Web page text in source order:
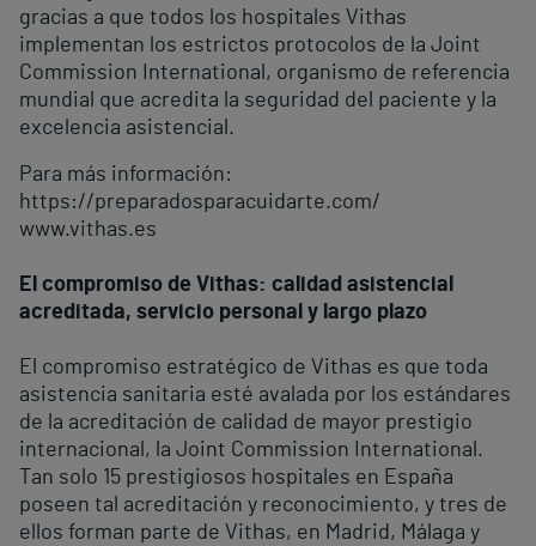
gracias a que todos los hospitales Vithas
implementan los estrictos protocolos de la Joint
Commission International, organismo de referencia
mundial que acredita la seguridad del paciente y la
excelencia asistencial.
Para más información:
https://preparadosparacuidarte.com/
www.vithas.es
El compromiso de Vithas: calidad asistencial
acreditada, servicio personal y largo plazo
El compromiso estratégico de Vithas es que toda
asistencia sanitaria esté avalada por los estándares
de la acreditación de calidad de mayor prestigio
internacional, la Joint Commission International.
Tan solo 15 prestigiosos hospitales en España
poseen tal acreditación y reconocimiento, y tres de
ellos forman parte de Vithas, en Madrid, Málaga y